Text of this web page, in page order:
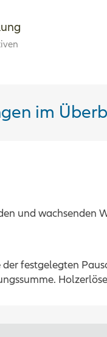
im
und wachsenden
festgelegten